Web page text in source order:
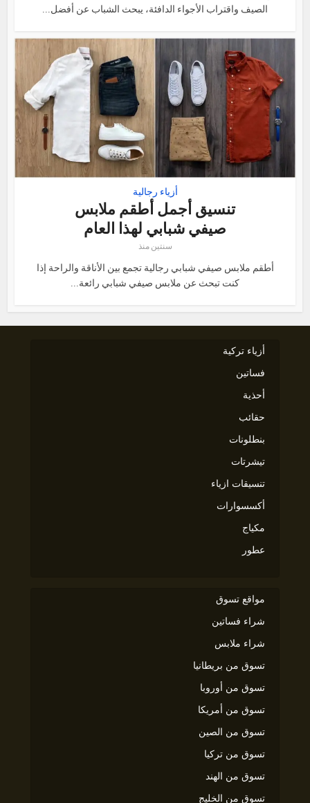
الصيف واقتراب الأجواء الدافئة، يبحث الشباب عن أفضل...
أزياء رجالية
تنسيق أجمل أطقم ملابس
صيفي شبابي لهذا العام
سنتين منذ
أطقم ملابس صيفي شبابي رجالية تجمع بين الأناقة والراحة إذا
كنت تبحث عن ملابس صيفي شبابي رائعة...
أزياء تركية
فساتين
أحذية
حقائب
بنطلونات
تيشرتات
تنسيقات ازياء
أكسسوارات
مكياج
عطور
مواقع تسوق
شراء فساتين
شراء ملابس
تسوق من بريطانيا
تسوق من أوروبا
تسوق من أمريكا
تسوق من الصين
تسوق من تركيا
تسوق من الهند
تسوق من الخليج